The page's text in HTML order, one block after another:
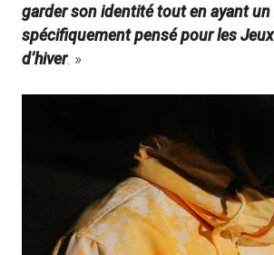
garder son identité tout en ayant
spécifiquement pensé pour les
d’hiver. »